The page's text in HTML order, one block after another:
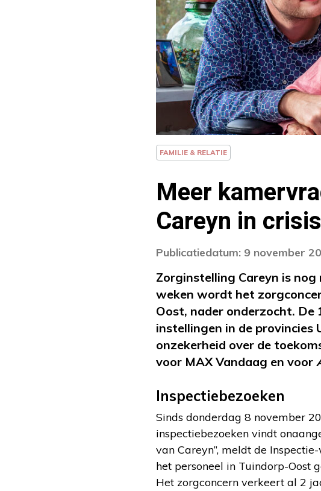
FAMILIE & RELATIE
Meer
Careyn in crisis
Publicatiedatum: 9 november
Zorginstelling Careyn is
weken wordt het
Oost, nader onderzocht. De
instellingen in de provincies
onzekerheid over de
voor MAX Vandaag en voor
Inspectiebezoeken
Sinds donderdag 8 november
inspectiebezoeken vindt
van Careyn”, meldt de
het personeel in Tuindorp-Oost
Het zorgconcern verkeert al 2